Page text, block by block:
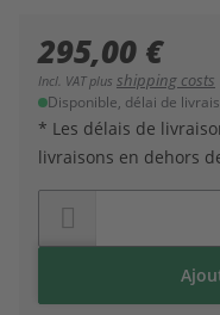
295,00 €
Incl. VAT plus shipping costs
Disponible, délai de
* Les délais de
livraisons en dehors